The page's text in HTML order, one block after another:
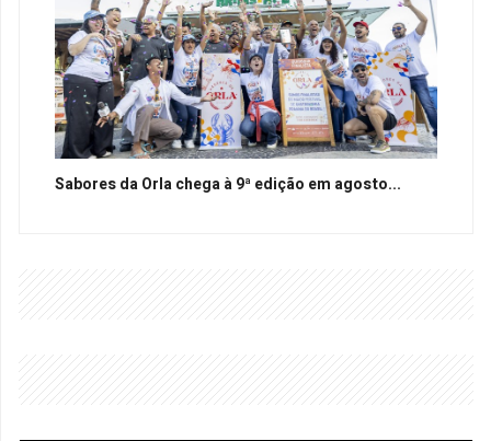
Sabores da Orla chega à 9ª edição em agosto...